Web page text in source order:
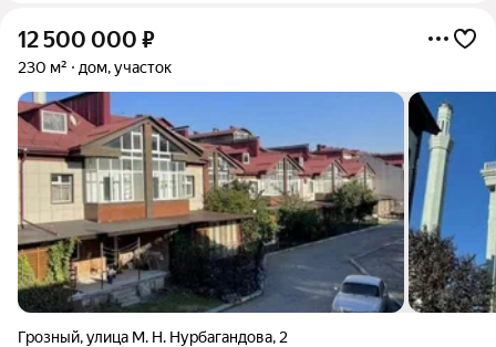
12 500 000 ₽
230 м² дом, участок
Грозный,улица М. Н. Нурбагандова, 2